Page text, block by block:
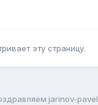
эту страницу.
jarinov-